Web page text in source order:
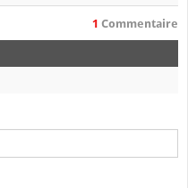
1 Commentaire